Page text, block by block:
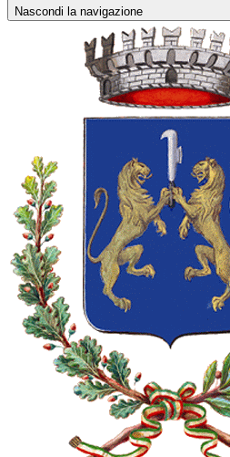
Nascondi la navigazione